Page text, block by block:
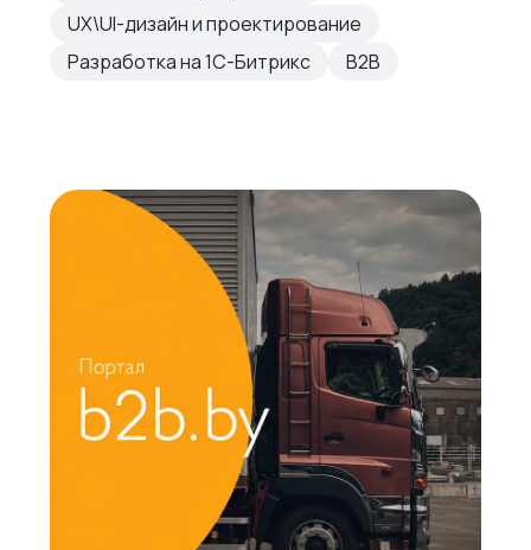
UX\UI-дизайн и проектирование
Разработка на 1С-Битрикс
B2B